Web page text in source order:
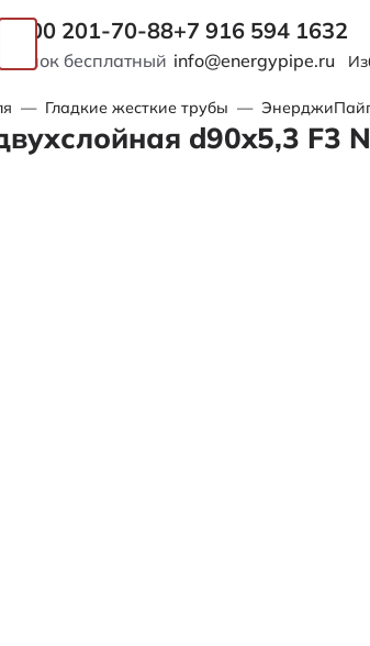
800 201-70-88
Звонок бесплатный
+7 916 594 1632
info@energypipe.ru
— Гладкие жесткие трубы —
d90x5,3 F3